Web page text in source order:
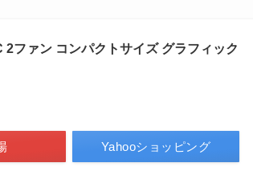
ファン コンパクトサイズ グラフィック
Yahooショッピング